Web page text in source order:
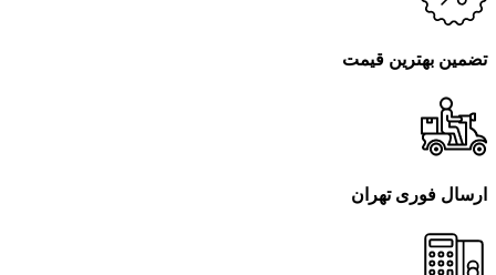
تضمین بهترین قیمت
ارسال فوری تهران